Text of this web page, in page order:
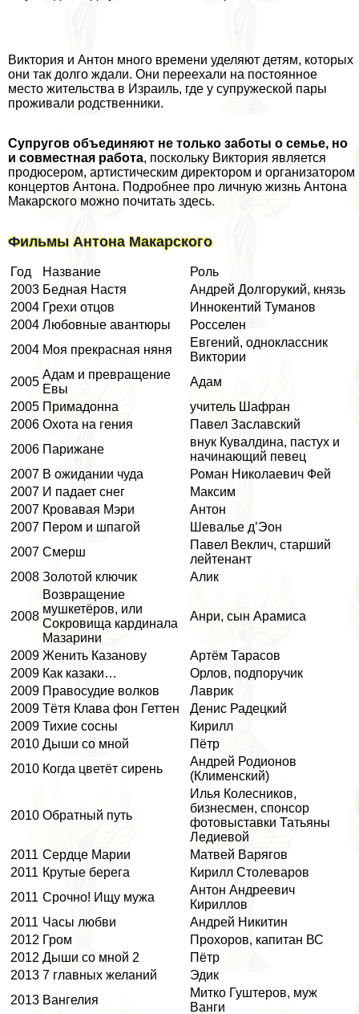
Виктория и Антон много времени уделяют детям, которых
они так долго ждали. Они переехали на постоянное
место жительства в Израиль, где у супружеской пары
проживали родственники.
Супругов объединяют не только заботы о семье, но
и совместная работа, поскольку Виктория является
продюсером, артистическим директором и организатором
концертов Антона. Подробнее про личную жизнь Антона
Макарского можно почитать здесь.
Фильмы Антона Макарского
Год Название
Роль
2003 Бедная Настя
Андрей Долгорукий, князь
2004 Грехи отцов
Иннокентий Туманов
2004 Любовные авантюры
Росселен
2004 Моя прекрасная няня
Евгений, одноклассник
Виктории
2005
Адам и превращение
Евы
Адам
2005 Примадонна
учитель Шафран
2006 Охота на гения
Павел Заславский
2006 Парижане
внук Кувалдина, пастух и
начинающий певец
2007 В ожидании чуда
Роман Николаевич Фей
2007 И падает снег
Максим
2007 Кровавая Мэри
Антон
2007 Пером и шпагой
Шевалье д’Эон
2007 Смерш
Павел Веклич, старший
лейтенант
2008 Золотой ключик Алик
2008
Возвращение
мушкетёров, или
Сокровища кардинала
Мазарини
Анри, сын Арамиса
2009 Женить Казанову
Артём Тарасов
2009 Как казаки…
Орлов, подпоручик
2009 Правосудие волков
Лаврик
2009 Тётя Клава фон Геттен
Денис Радецкий
2009 Тихие сосны
Кирилл
2010 Дыши со мной
Пётр
2010 Когда цветёт сирень
Андрей Родионов
(Клименский)
2010 Обратный путь
Илья Колесников,
бизнесмен, спонсор
фотовыставки Татьяны
Ледиевой
2011 Сердце Марии
Матвей Варягов
2011 Крутые берега
Кирилл Столеваров
2011 Срочно! Ищу мужа
Антон Андреевич
Кириллов
2011 Часы любви
Андрей Никитин
2012 Гром
Прохоров, капитан ВС
2012 Дыши со мной 2
Пётр
2013 7 главных желаний
Эдик
2013 Вангелия
Митко Гуштеров, муж
Ванги